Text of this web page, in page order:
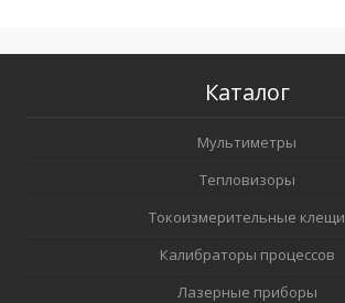
Каталог
Мультиметры
Тепловизоры
Токоизмерительные клещи
Калибраторы процессов
Лазерные приборы